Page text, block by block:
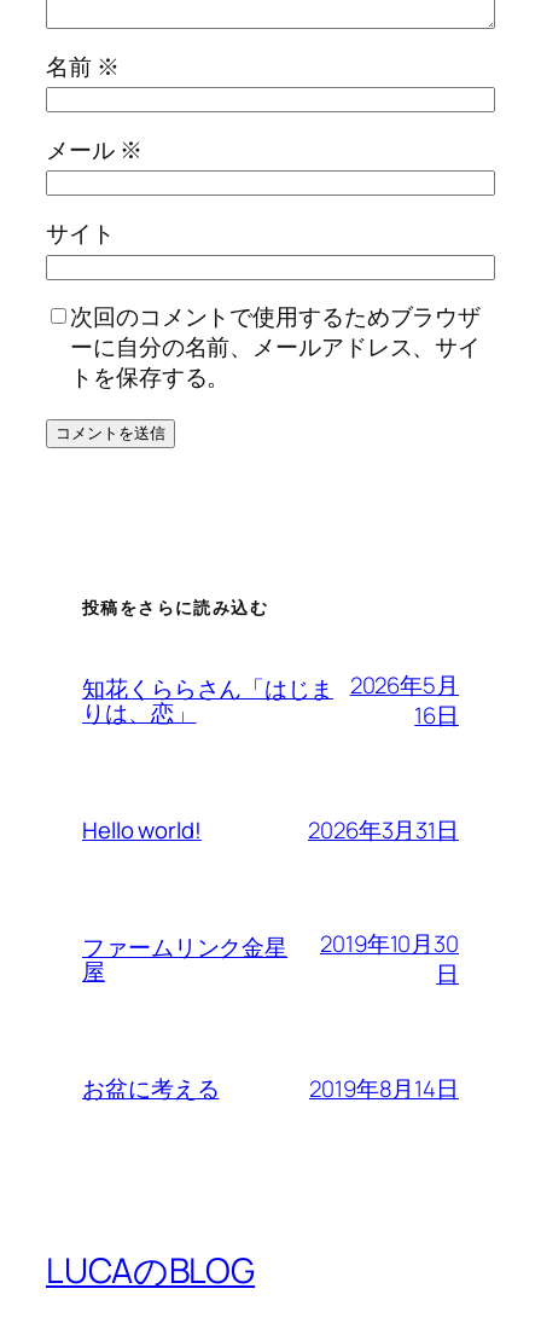
名前 ※
メール ※
サイト
次回のコメントで使用するためブラウザ
ーに自分の名前、メールアドレス、サイ
トを保存する。
投稿をさらに読み込む
知花くららさん「はじま
りは、恋」
2026年5月
16日
Hello world! 2026年3月31日
ファームリンク金星
屋
2019年10月30
日
お盆に考える 2019年8月14日
LUCAのBLOG